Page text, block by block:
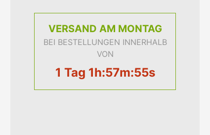
VERSAND AM MONTAG
BEI BESTELLUNGEN INNERHALB
VON
1 Tag 1h:57m:54s